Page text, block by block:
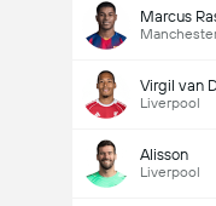
Marcus
Virgil van
Liverpool
Alisson
Liverpool